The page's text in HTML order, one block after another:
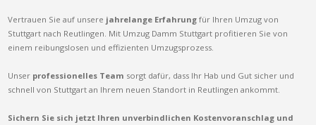
Vertrauen Sie auf unsere jahrelange Erfahrung für Ihren Umzug von
Stuttgart nach Reutlingen. Mit Umzug Damm Stuttgart profitieren Sie von
einem reibungslosen und effizienten Umzugsprozess.
Unser professionelles Team sorgt dafür, dass Ihr Hab und Gut sicher und
schnell von Stuttgart an Ihrem neuen Standort in Reutlingen ankommt.
Sichern Sie sich jetzt Ihren unverbindlichen Kostenvoranschlag und